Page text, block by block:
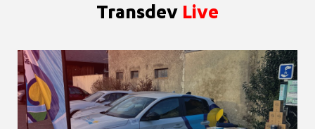
Transdev Live